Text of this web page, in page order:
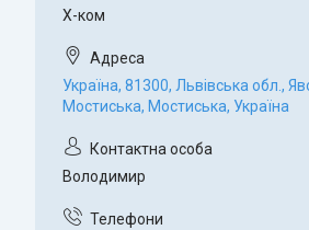
Х-ком
Україна, 81300, Львівська обл.,
Мостиська, Мостиська, Україна
Володимир